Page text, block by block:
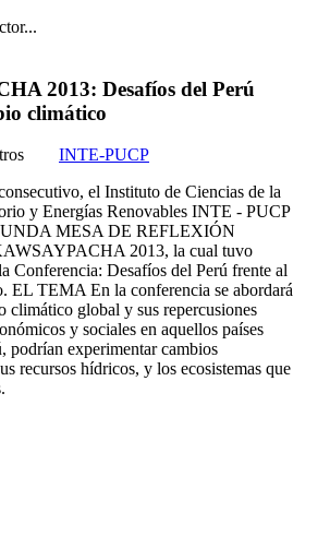
2013: Desafíos del Perú
climático
INTE-PUCP
el Instituto de Ciencias de la
y Energías Renovables INTE - PUCP
MESA DE REFLEXIÓN
2013, la cual tuvo
Conferencia: Desafíos del Perú frente al
EL TEMA En la conferencia se abordará
climático global y sus repercusiones
y sociales en aquellos países
podrían experimentar cambios
recursos hídricos, y los ecosistemas que